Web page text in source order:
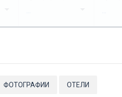
... ...
ФОТОГРАФИИ ОТЕЛИ